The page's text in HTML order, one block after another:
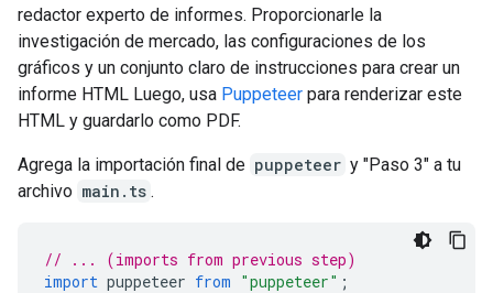
redactor experto de informes. Proporcionarle la
investigación de mercado, las configuraciones de los
gráficos y un conjunto claro de instrucciones para crear un
informe HTML Luego, usa Puppeteer para renderizar este
HTML y guardarlo como PDF.
Agrega la importación final de puppeteer y "Paso 3" a tu
archivo main.ts .
// ... (imports from previous step)
import puppeteer from "puppeteer" ;